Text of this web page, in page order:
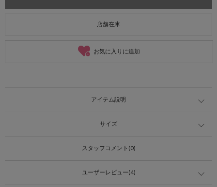
店舗在庫
お気に入りに追加
アイテム説明
サイズ
スタッフコメント(0)
ユーザーレビュー(4)